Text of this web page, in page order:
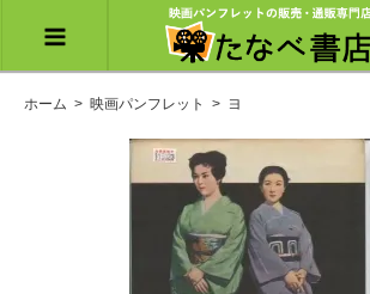
ホーム > 映画パンフレット > ヨ